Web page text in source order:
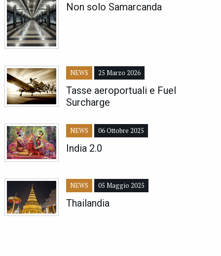
Non solo Samarcanda
NEWS 25 Marzo 2026
Tasse aeroportuali e Fuel
Surcharge
NEWS 06 Ottobre 2025
India 2.0
NEWS 05 Maggio 2025
Thailandia